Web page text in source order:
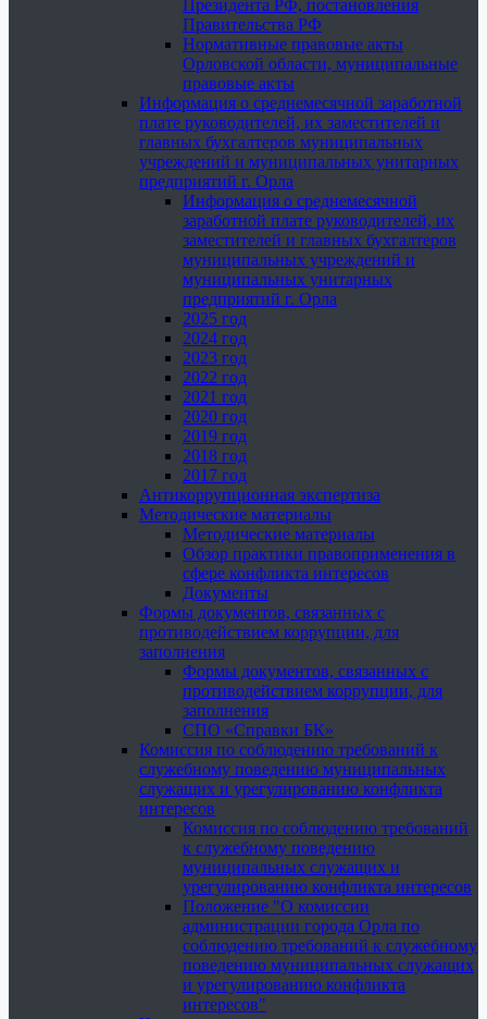
Президента РФ, постановления
Правительства РФ
Нормативные правовые акты
Орловской области, муниципальные
правовые акты
Информация о среднемесячной заработной
плате руководителей, их заместителей и
главных бухгалтеров муниципальных
учреждений и муниципальных унитарных
предприятий г. Орла
Информация о среднемесячной
заработной плате руководителей, их
заместителей и главных бухгалтеров
муниципальных учреждений и
муниципальных унитарных
предприятий г. Орла
2025 год
2024 год
2023 год
2022 год
2021 год
2020 год
2019 год
2018 год
2017 год
Антикоррупционная экспертиза
Методические материалы
Методические материалы
Обзор практики правоприменения в
сфере конфликта интересов
Документы
Формы документов, связанных с
противодействием коррупции, для
заполнения
Формы документов, связанных с
противодействием коррупции, для
заполнения
СПО «Справки БК»
Комиссия по соблюдению требований к
служебному поведению муниципальных
служащих и урегулированию конфликта
интересов
Комиссия по соблюдению требований
к служебному поведению
муниципальных служащих и
урегулированию конфликта интересов
Положение "О комиссии
администрации города Орла по
соблюдению требований к служебному
поведению муниципальных служащих
и урегулированию конфликта
интересов"